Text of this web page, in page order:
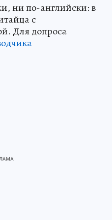
ни по-английски: в
с
Для допроса